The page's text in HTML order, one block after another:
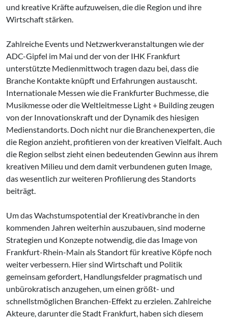
und kreative Kräfte aufzuweisen, die die Region und ihre
Wirtschaft stärken.
Zahlreiche Events und Netzwerkveranstaltungen wie der
ADC-Gipfel im Mai und der von der IHK Frankfurt
unterstützte Medienmittwoch tragen dazu bei, dass die
Branche Kontakte knüpft und Erfahrungen austauscht.
Internationale Messen wie die Frankfurter Buchmesse, die
Musikmesse oder die Weltleitmesse Light + Building zeugen
von der Innovationskraft und der Dynamik des hiesigen
Medienstandorts. Doch nicht nur die Branchenexperten, die
die Region anzieht, profitieren von der kreativen Vielfalt. Auch
die Region selbst zieht einen bedeutenden Gewinn aus ihrem
kreativen Milieu und dem damit verbundenen guten Image,
das wesentlich zur weiteren Profilierung des Standorts
beiträgt.
Um das Wachstumspotential der Kreativbranche in den
kommenden Jahren weiterhin auszubauen, sind moderne
Strategien und Konzepte notwendig, die das Image von
Frankfurt-Rhein-Main als Standort für kreative Köpfe noch
weiter verbessern. Hier sind Wirtschaft und Politik
gemeinsam gefordert, Handlungsfelder pragmatisch und
unbürokratisch anzugehen, um einen größt- und
schnellstmöglichen Branchen-Effekt zu erzielen. Zahlreiche
Akteure, darunter die Stadt Frankfurt, haben sich diesem